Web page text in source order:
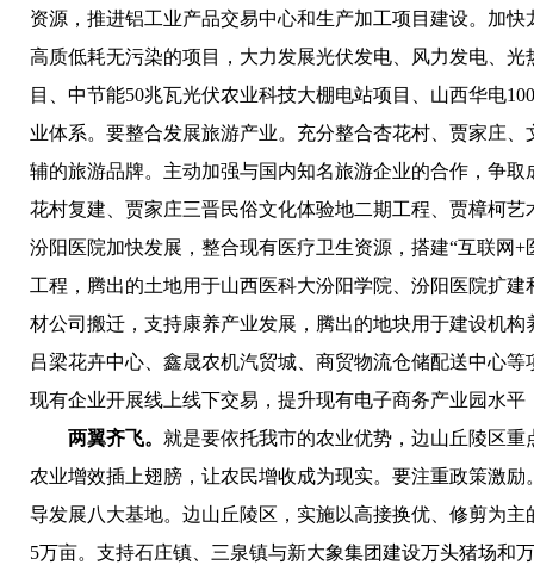
资源，推进铝工业产品交易中心和生产加工项目建设。加
高质低耗无污染的项目，大力发展光伏发电、风力发电、
目、中节能50兆瓦光伏农业科技大棚电站项目、山西华电
业体系。要整合发展旅游产业。充分整合杏花村、贾家庄
辅的旅游品牌。主动加强与国内知名旅游企业的合作，争
花村复建、贾家庄三晋民俗文化体验地二期工程、贾樟柯
汾阳医院加快发展，整合现有医疗卫生资源，搭建“互联网
工程，腾出的土地用于山西医科大汾阳学院、汾阳医院扩
材公司搬迁，支持康养产业发展，腾出的地块用于建设机
吕梁花卉中心、鑫晟农机汽贸城、商贸物流仓储配送中心
现有企业开展线上线下交易，提升现有电子商务产业园水
两翼齐飞。 就是要依托我市的农业优势，边山丘陵区
农业增效插上翅膀，让农民增收成为现实。要注重政策激
导发展八大基地。边山丘陵区，实施以高接换优、修剪为
5万亩。支持石庄镇、三泉镇与新大象集团建设万头猪场和